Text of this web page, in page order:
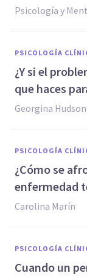
Psicología y
PSICOLOGÍA
¿Y si el
que haces
Georgina Hudson
PSICOLOGÍA
¿Cómo se
enfermedad
Carolina Marín
PSICOLOGÍA
Cuando un